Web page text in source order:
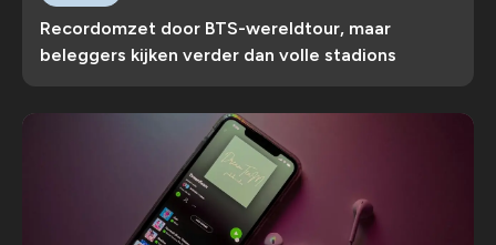
Recordomzet door BTS-wereldtour, maar
beleggers kijken verder dan volle stadions